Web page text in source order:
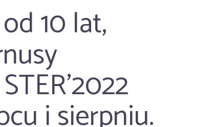
10 lat,
i sierpniu.